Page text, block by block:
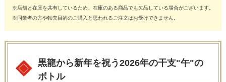
※店舗と在庫を共有しているため、在庫のある商品でも欠品している場合がございます。
※同業者の方や転売目的のご購入と思われるご注文はお受けできません。
黒龍から新年を祝う2026年の干支"午"の
ボトル